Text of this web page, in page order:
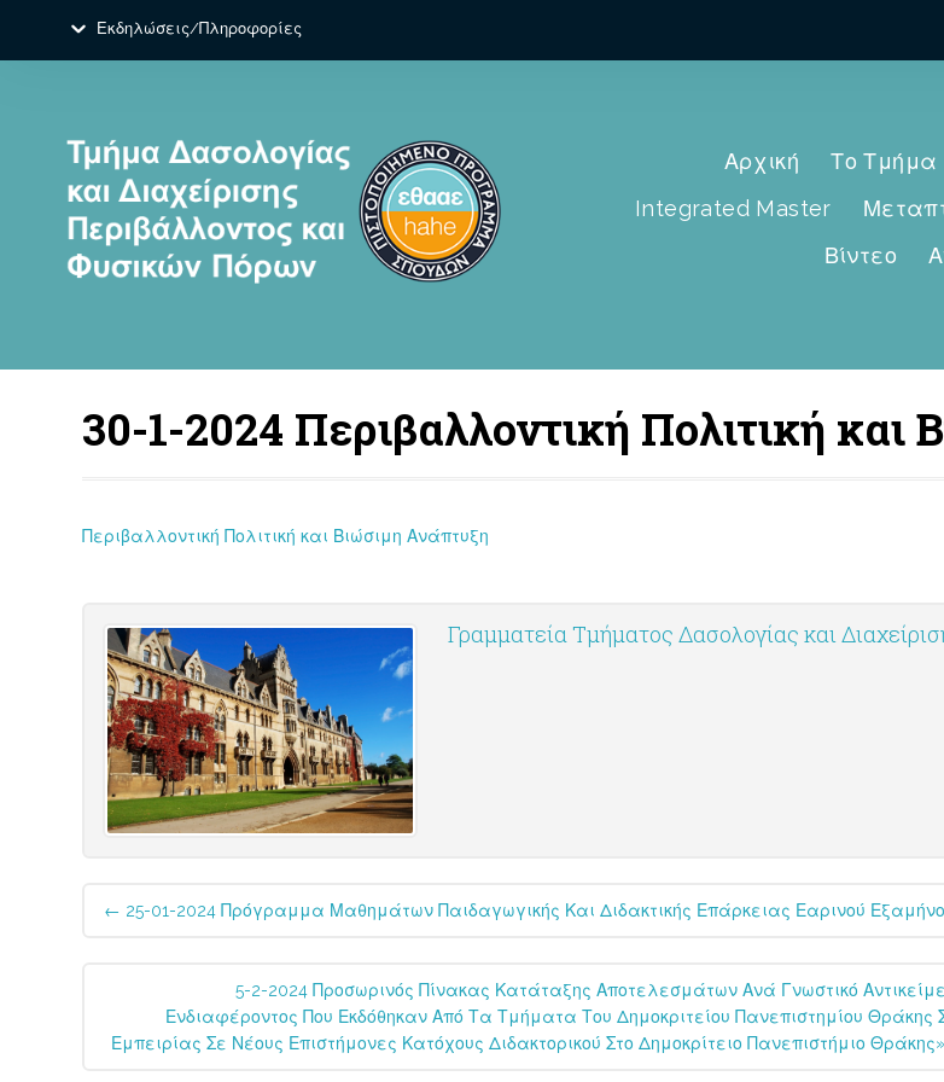
Εκδηλώσεις/Πληροφορίες
Αρχική Το Τμήμα
Integrated Master
Βίντεο
30-1-2024 Περιβαλλοντική Πολιτική και
Περιβαλλοντική Πολιτική και Βιώσιμη Ανάπτυξη
Γραμματεία Τμήματος Δασολογίας και
Post
navigation
← 25-01-2024 Πρόγραμμα Μαθημάτων Παιδαγωγικής Και Διδακτικής Επάρκειας Εαρινού
5-2-2024 Προσωρινός Πίνακας Κατάταξης Αποτελεσμάτων Ανά Γνωστικό
Ενδιαφέροντος Που Εκδόθηκαν Από Τα Τμήματα Του Δημοκριτείου Πανεπιστημίου Θράκης
Εμπειρίας Σε Νέους Επιστήμονες Κατόχους Διδακτορικού Στο Δημοκρίτειο Πανεπιστήμιο